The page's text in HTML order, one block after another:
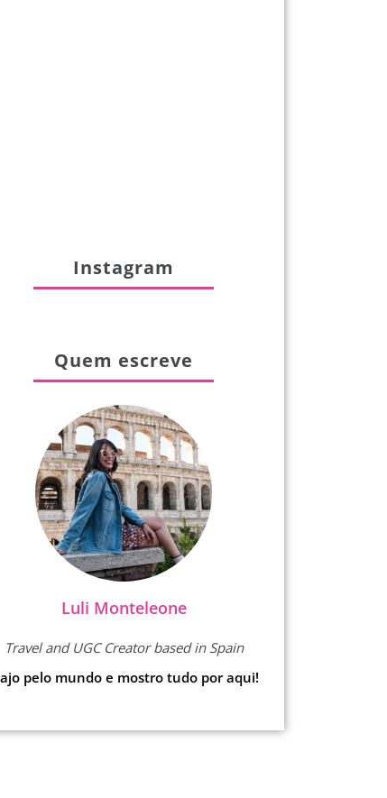
Instagram
Quem escreve
Luli Monteleone
Travel and UGC Creator based in Spain
pelo mundo e mostro tudo por aqui!